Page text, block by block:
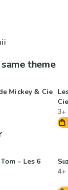
theme
Mickey & Cie
Cie
3+
– Les 6
4+